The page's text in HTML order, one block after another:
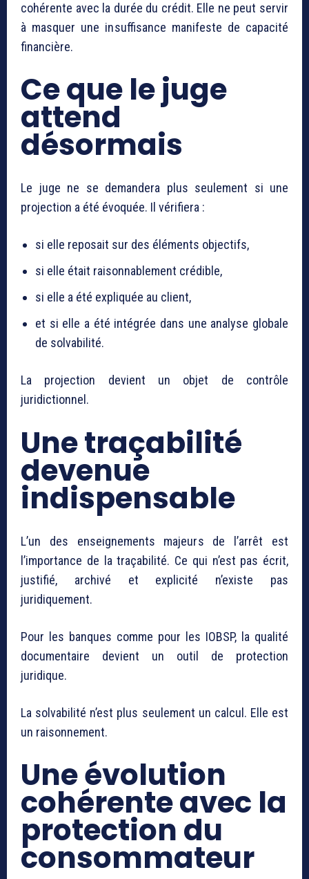
cohérente avec la durée du crédit. Elle ne peut servir
à masquer une insuffisance manifeste de capacité
financière.
Ce que le juge
attend
désormais
Le juge ne se demandera plus seulement si une
projection a été évoquée. Il vérifiera :
si elle reposait sur des éléments objectifs,
si elle était raisonnablement crédible,
si elle a été expliquée au client,
et si elle a été intégrée dans une analyse globale
de solvabilité.
La projection devient un objet de contrôle
juridictionnel.
Une traçabilité
devenue
indispensable
L’un des enseignements majeurs de l’arrêt est
l’importance de la traçabilité. Ce qui n’est pas écrit,
justifié, archivé et explicité n’existe pas
juridiquement.
Pour les banques comme pour les IOBSP, la qualité
documentaire devient un outil de protection
juridique.
La solvabilité n’est plus seulement un calcul. Elle est
un raisonnement.
Une évolution
cohérente avec la
protection du
consommateur